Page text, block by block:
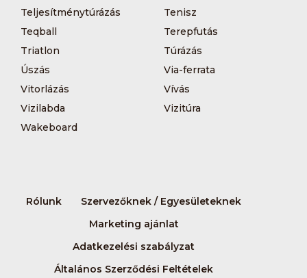
Teljesítménytúrázás
Tenisz
Teqball
Terepfutás
Triatlon
Túrázás
Úszás
Via-ferrata
Vitorlázás
Vívás
Vizilabda
Vizitúra
Wakeboard
Rólunk
Szervezőknek / Egyesületeknek
Marketing ajánlat
Adatkezelési szabályzat
Általános Szerződési Feltételek